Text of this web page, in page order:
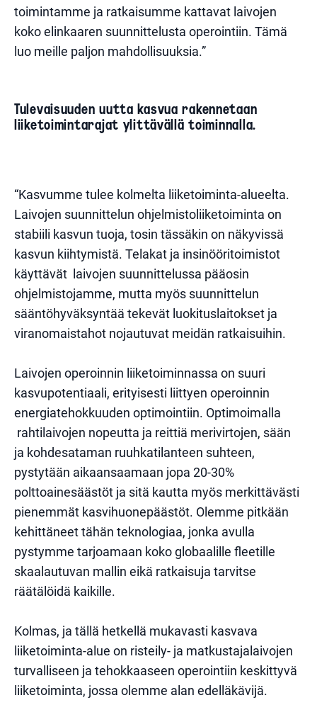
toimintamme ja ratkaisumme kattavat laivojen
koko elinkaaren suunnittelusta operointiin. Tämä
luo meille paljon mahdollisuuksia.”
Tulevaisuuden uutta kasvua rakennetaan
liiketoimintarajat ylittävällä toiminnalla.
“Kasvumme tulee kolmelta liiketoiminta-alueelta.
Laivojen suunnittelun ohjelmistoliiketoiminta on
stabiili kasvun tuoja, tosin tässäkin on näkyvissä
kasvun kiihtymistä. Telakat ja insinööritoimistot
käyttävät laivojen suunnittelussa pääosin
ohjelmistojamme, mutta myös suunnittelun
sääntöhyväksyntää tekevät luokituslaitokset ja
viranomaistahot nojautuvat meidän ratkaisuihin.
Laivojen operoinnin liiketoiminnassa on suuri
kasvupotentiaali, erityisesti liittyen operoinnin
energiatehokkuuden optimointiin. Optimoimalla
rahtilaivojen nopeutta ja reittiä merivirtojen, sään
ja kohdesataman ruuhkatilanteen suhteen,
pystytään aikaansaamaan jopa 20-30%
polttoainesäästöt ja sitä kautta myös merkittävästi
pienemmät kasvihuonepäästöt. Olemme pitkään
kehittäneet tähän teknologiaa, jonka avulla
pystymme tarjoamaan koko globaalille fleetille
skaalautuvan mallin eikä ratkaisuja tarvitse
räätälöidä kaikille.
Kolmas, ja tällä hetkellä mukavasti kasvava
liiketoiminta-alue on risteily- ja matkustajalaivojen
turvalliseen ja tehokkaaseen operointiin keskittyvä
liiketoiminta, jossa olemme alan edelläkävijä.